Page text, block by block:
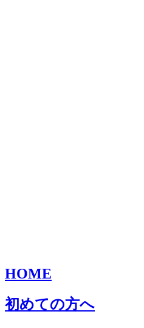
HOME
初めての方へ